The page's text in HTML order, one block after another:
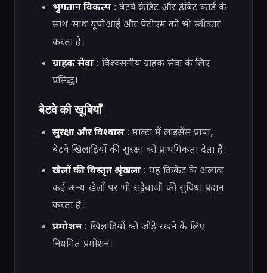
भुगतान विकल्प: बेटवे क्रेडिट और डेबिट कार्ड के
साथ-साथ यूपीआई और पेटीएम को भी स्वीकार
करता है।
ग्राहक सेवा: विश्वसनीय ग्राहक सेवा के लिए
प्रसिद्ध।
बेटवे की खूबियाँ
सुरक्षा और विश्वास: माल्टा में लाइसेंस प्राप्त,
बेटवे खिलाड़ियों की सुरक्षा को प्राथमिकता देता है।
खेलों की विस्तृत श्रृंखला: यह क्रिकेट के अलावा
कई अन्य खेलों पर भी सट्टेबाजी की सुविधा प्रदान
करता है।
प्रमोशन: खिलाड़ियों को जोड़े रखने के लिए
नियमित प्रमोशन।